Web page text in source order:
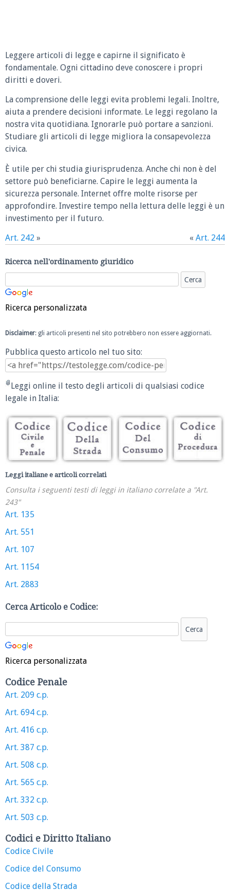
Leggere articoli di legge e capirne il significato è
fondamentale. Ogni cittadino deve conoscere i propri
diritti e doveri.
La comprensione delle leggi evita problemi legali. Inoltre,
aiuta a prendere decisioni informate. Le leggi regolano la
nostra vita quotidiana. Ignorarle può portare a sanzioni.
Studiare gli articoli di legge migliora la consapevolezza
civica.
È utile per chi studia giurisprudenza. Anche chi non è del
settore può beneficiarne. Capire le leggi aumenta la
sicurezza personale. Internet offre molte risorse per
approfondire. Investire tempo nella lettura delle leggi è un
investimento per il futuro.
Art. 242 » « Art. 244
Ricerca nell'ordinamento giuridico
Ricerca personalizzata
Disclaimer: gli articoli presenti nel sito potrebbero non essere aggiornati.
Pubblica questo articolo nel tuo sito:
Leggi online il testo degli articoli di qualsiasi codice
legale in Italia:
Leggi italiane e articoli correlati
Consulta i seguenti testi di leggi in italiano correlate a "Art.
243"
Art. 135
Art. 551
Art. 107
Art. 1154
Art. 2883
Cerca Articolo e Codice:
Ricerca personalizzata
Codice Penale
Art. 209 c.p.
Art. 694 c.p.
Art. 416 c.p.
Art. 387 c.p.
Art. 508 c.p.
Art. 565 c.p.
Art. 332 c.p.
Art. 503 c.p.
Codici e Diritto Italiano
Codice Civile
Codice del Consumo
Codice della Strada